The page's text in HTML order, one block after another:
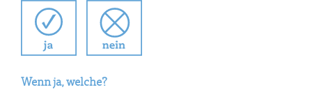
Wenn ja, welche?